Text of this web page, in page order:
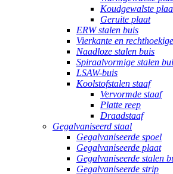
Koudgewalste
Geruite plaat
ERW stalen buis
Vierkante en
Naadloze stalen buis
Spiraalvormige stalen
LSAW-buis
Koolstofstalen staaf
Vervormde staaf
Platte reep
Draadstaaf
Gegalvaniseerd staal
Gegalvaniseerde spoel
Gegalvaniseerde plaat
Gegalvaniseerde stalen
Gegalvaniseerde strip